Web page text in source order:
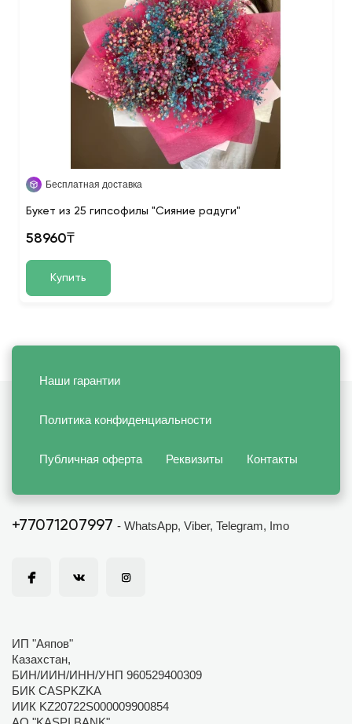
Бесплатная доставка
Букет из 25 гипсофилы "Сияние радуги"
58960₸
Купить
Наши гарантии
Политика конфиденциальности
Публичная оферта Реквизиты Контакты
+77071207997 - WhatsApp, Viber, Telegram, Imo
ИП "Аяпов"
Казахстан,
БИН/ИИН/ИНН/УНП 960529400309
БИК CASPKZKA
ИИК KZ20722S000009900854